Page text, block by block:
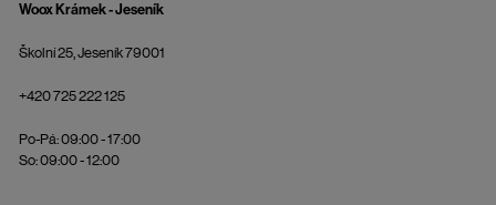
Woox Krámek - Jeseník
Školní 25, Jeseník 79001
+420 725 222 125
Po-Pá: 09:00 - 17:00
So: 09:00 - 12:00